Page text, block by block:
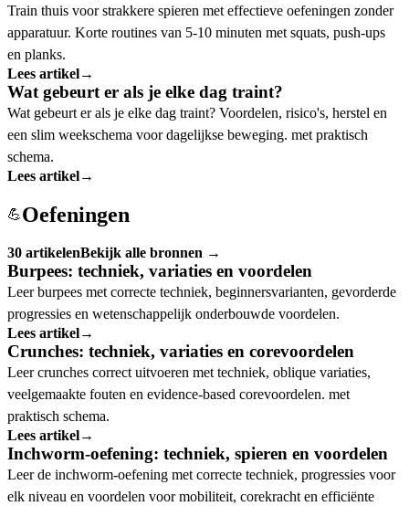
Train thuis voor strakkere spieren met effectieve oefeningen zonder
apparatuur. Korte routines van 5-10 minuten met squats, push-ups
en planks.
Lees artikel→
Wat gebeurt er als je elke dag traint?
Wat gebeurt er als je elke dag traint? Voordelen, risico's, herstel en
een slim weekschema voor dagelijkse beweging. met praktisch
schema.
Lees artikel→
💪Oefeningen
30 artikelenBekijk alle bronnen →
Burpees: techniek, variaties en voordelen
Leer burpees met correcte techniek, beginnersvarianten, gevorderde
progressies en wetenschappelijk onderbouwde voordelen.
Lees artikel→
Crunches: techniek, variaties en corevoordelen
Leer crunches correct uitvoeren met techniek, oblique variaties,
veelgemaakte fouten en evidence-based corevoordelen. met
praktisch schema.
Lees artikel→
Inchworm-oefening: techniek, spieren en voordelen
Leer de inchworm-oefening met correcte techniek, progressies voor
elk niveau en voordelen voor mobiliteit, corekracht en efficiënte